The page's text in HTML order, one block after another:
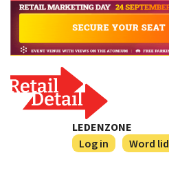
LEDENZONE
Log in
Word lid